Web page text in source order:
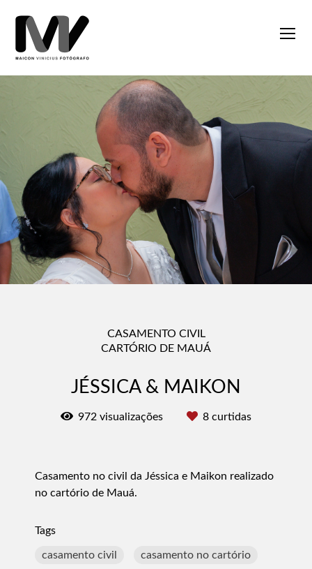
CASAMENTO CIVIL
CARTÓRIO DE MAUÁ
JÉSSICA & MAIKON
972 visualizações 8 curtidas
Casamento no civil da Jéssica e Maikon realizado
no cartório de Mauá.
Tags
casamento civil casamento no cartório